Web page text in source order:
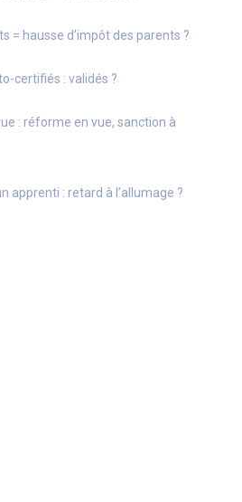
= hausse d’impôt des parents ?
certifiés : validés ?
: réforme en vue, sanction à
apprenti : retard à l’allumage ?